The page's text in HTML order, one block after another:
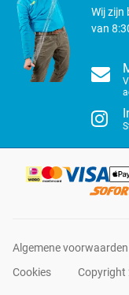
Wij zijn
van
Algemene voorwaarden
Cookies
Copyright